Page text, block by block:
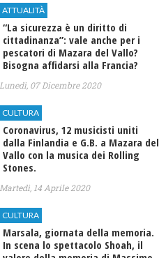
ATTUALITÀ
“La sicurezza è un diritto di
cittadinanza”: vale anche per i
pescatori di Mazara del Vallo?
Bisogna affidarsi alla Francia?
Lunedì, 07 Dicembre 2020
CULTURA
Coronavirus, 12 musicisti uniti
dalla Finlandia e G.B. a Mazara del
Vallo con la musica dei Rolling
Stones.
Martedì, 14 Aprile 2020
CULTURA
Marsala, giornata della memoria.
In scena lo spettacolo Shoah, il